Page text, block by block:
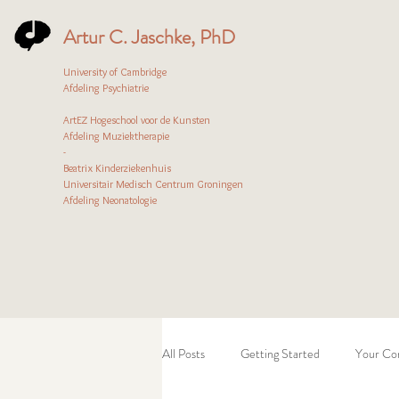
Artur C. Jaschke, PhD
University of Cambridge
Afdeling Psychiatrie
ArtEZ Hogeschool voor de Kunsten
Afdeling Muziektherapie
-
Beatrix Kinderziekenhuis
Universitair Medisch Centrum Groningen
Afdeling Neonatologie
All Posts Getting Started Your